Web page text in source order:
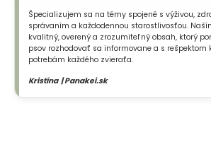
Špecializujem sa na témy spojené s výživou,
správaním a každodennou starostlivosťou.
kvalitný, overený a zrozumiteľný obsah, ktorý
psov rozhodovať sa informovane a s
potrebám každého zvieraťa.
Kristína | Panakei.sk